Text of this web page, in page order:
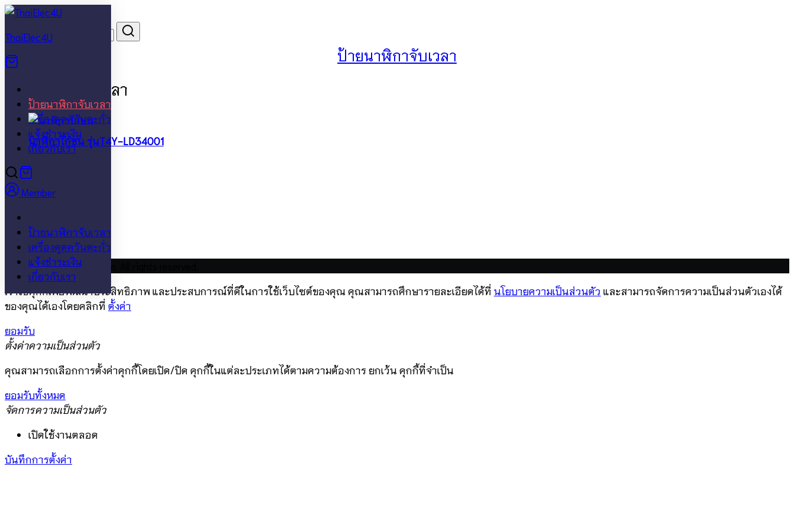
Skip
content
ThaiElec4U
ป้ายนาฬิกาจับเวลา
เครื่องดูดควันตะกั่ว
แจ้งชำระเงิน
เกี่ยวกับเรา
Member
ป้ายนาฬิกาจับเวลา
เครื่องดูดควันตะกั่ว
แจ้งชำระเงิน
เกี่ยวกับเรา
for:
ป้ายนาฬิกาจับเวลา
ป้ายนาฬิกาจับเวลา
นาฬิกาไก่ชน รุ่นT4Y-LD34001
อ่านเพิ่ม
Line
©2026 thaielec4you.com. All rights reserved.
เราใช้คุกกี้เพื่อพัฒนาประสิทธิภาพ และประสบการณ์ที่ดีในการใช้เว็บไซต์ของคุณ คุณสามารถศึกษารายละเอียดได้ที่ นโยบายความเป็นส่วนตัว และสามารถจัดการความเป็นส่วนตัวเองได้
ของคุณได้เองโดยคลิกที่ ตั้งค่า
ยอมรับ
ตั้งค่าความเป็นส่วนตัว
คุณสามารถเลือกการตั้งค่าคุกกี้โดยเปิด/ปิด คุกกี้ในแต่ละประเภทได้ตามความต้องการ ยกเว้น คุกกี้ที่จำเป็น
ยอมรับทั้งหมด
จัดการความเป็นส่วนตัว
เปิดใช้งานตลอด
บันทึกการตั้งค่า